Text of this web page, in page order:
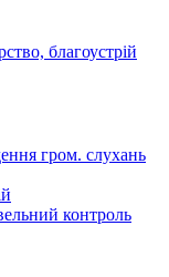
благоустрій
гром. слухань
контроль